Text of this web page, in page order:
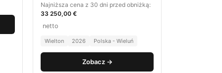
Najniższa cena z 30 dni przed obniżką:
33 250,00 €
netto
Wielton 2026 Polska - Wieluń
Zobacz →